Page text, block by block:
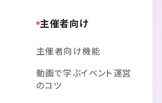
主催者向け
主催者向け機能
動画で学ぶイベント運営
のコツ